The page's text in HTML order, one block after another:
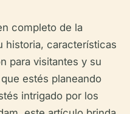
completo de la
historia, características
para visitantes y su
estés planeando
intrigado por los